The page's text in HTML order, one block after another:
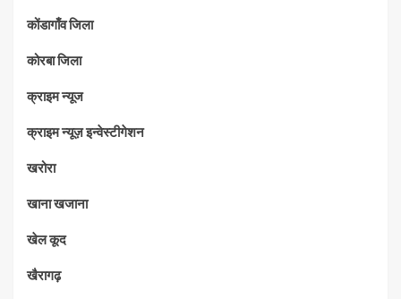
कोंडागाँव जिला
कोरबा जिला
क्राइम न्यूज
क्राइम न्यूज़ इन्वेस्टीगेशन
खरोरा
खाना खजाना
खेल कूद
खैरागढ़